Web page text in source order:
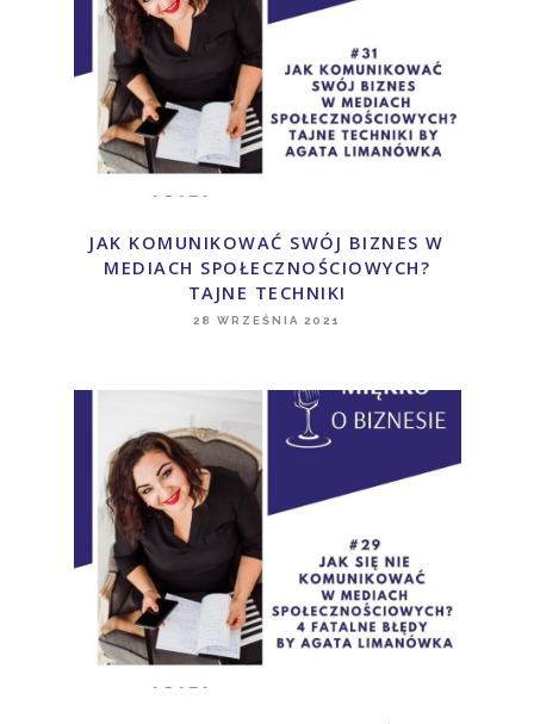
JAK KOMUNIKOWAĆ SWÓJ BIZNES W
MEDIACH SPOŁECZNOŚCIOWYCH?
TAJNE TECHNIKI
28 WRZEŚNIA 2021